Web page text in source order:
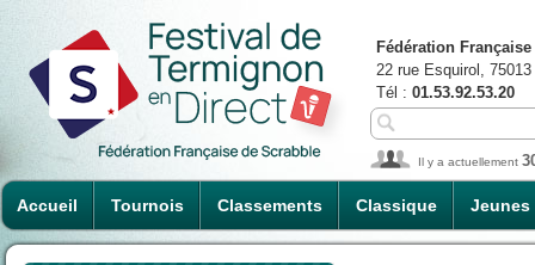
Accueil Tournois Classements Classique Jeunes
Fédération
22 rue Esquirol,
Tél : 01.53.92.53.20
Il y a actuellement